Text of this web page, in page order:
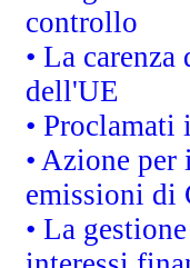
controllo
• La
dell'UE
•
• Azione
emissioni di
• La